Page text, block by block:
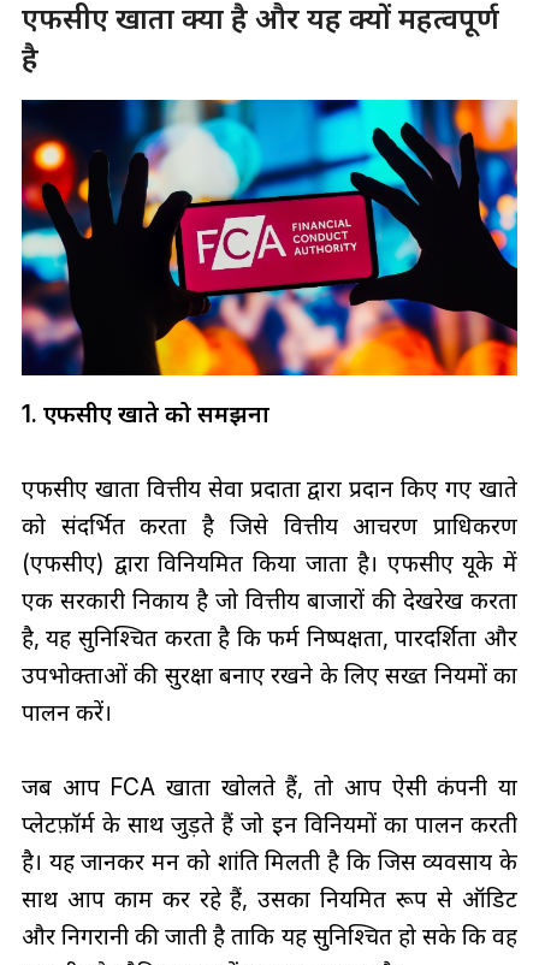
एफसीए खाता क्या है और यह क्यों महत्वपूर्ण
है
1. एफसीए खाते को समझना
एफसीए खाता वित्तीय सेवा प्रदाता द्वारा प्रदान किए गए खाते
को संदर्भित करता है जिसे वित्तीय आचरण प्राधिकरण
(एफसीए) द्वारा विनियमित किया जाता है। एफसीए यूके में
एक सरकारी निकाय है जो वित्तीय बाजारों की देखरेख करता
है, यह सुनिश्चित करता है कि फर्म निष्पक्षता, पारदर्शिता और
उपभोक्ताओं की सुरक्षा बनाए रखने के लिए सख्त नियमों का
पालन करें।
जब आप FCA खाता खोलते हैं, तो आप ऐसी कंपनी या
प्लेटफ़ॉर्म के साथ जुड़ते हैं जो इन विनियमों का पालन करती
है। यह जानकर मन को शांति मिलती है कि जिस व्यवसाय के
साथ आप काम कर रहे हैं, उसका नियमित रूप से ऑडिट
और निगरानी की जाती है ताकि यह सुनिश्चित हो सके कि वह